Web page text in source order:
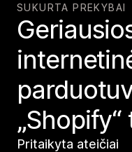
SUKURTA PREKYBAI
Pritaikyta ateičiai